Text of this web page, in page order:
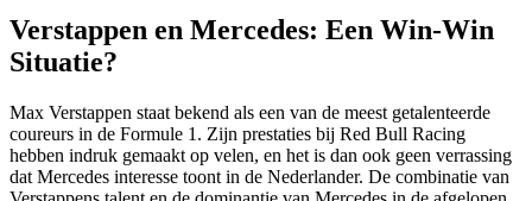
Verstappen en Mercedes: Een Win-Win
Situatie?
Max Verstappen staat bekend als een van de meest getalenteerde
coureurs in de Formule 1. Zijn prestaties bij Red Bull Racing
hebben indruk gemaakt op velen, en het is dan ook geen verrassing
dat Mercedes interesse toont in de Nederlander. De combinatie van